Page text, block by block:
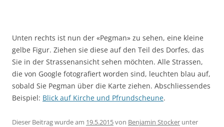
Unten rechts ist nun der «Pegman» zu sehen, eine kleine
gelbe Figur. Ziehen sie diese auf den Teil des Dorfes, das
Sie in der Strassenansicht sehen möchten. Alle Strassen,
die von Google fotografiert worden sind, leuchten blau auf,
sobald Sie Pegman über die Karte ziehen. Abschliessendes
Beispiel: Blick auf Kirche und Pfrundscheune.
Dieser Beitrag wurde am 19.5.2015von Benjamin Stocker unter